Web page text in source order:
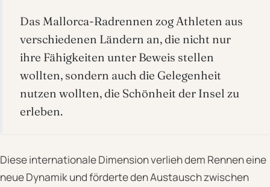
Das Mallorca-Radrennen zog Athleten aus
verschiedenen Ländern an, die nicht nur
ihre Fähigkeiten unter Beweis stellen
wollten, sondern auch die Gelegenheit
nutzen wollten, die Schönheit der Insel zu
erleben.
Diese internationale Dimension verlieh dem Rennen eine
neue Dynamik und förderte den Austausch zwischen